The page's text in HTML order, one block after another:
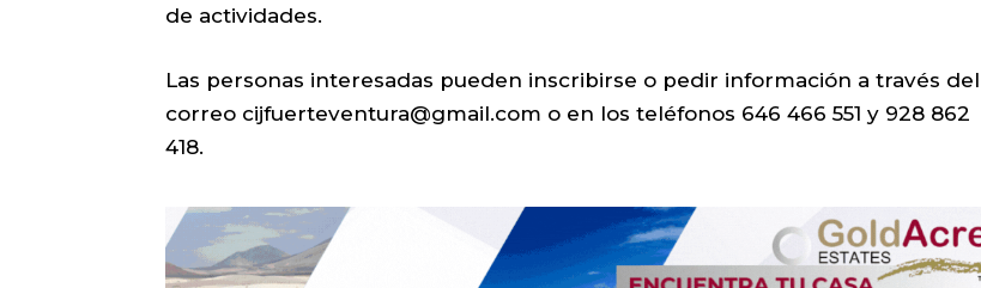
de actividades.
Las personas interesadas pueden inscribirse o pedir información a través del
correo cijfuerteventura@gmail.com o en los teléfonos 646 466 551 y 928 862
418.